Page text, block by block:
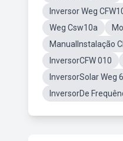
Inversor Weg
Weg Csw10a
ManualInstalação
InversorCFW 010
InversorSolar Weg
InversorDe